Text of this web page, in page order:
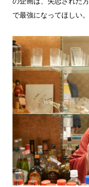
で最強になってほしい